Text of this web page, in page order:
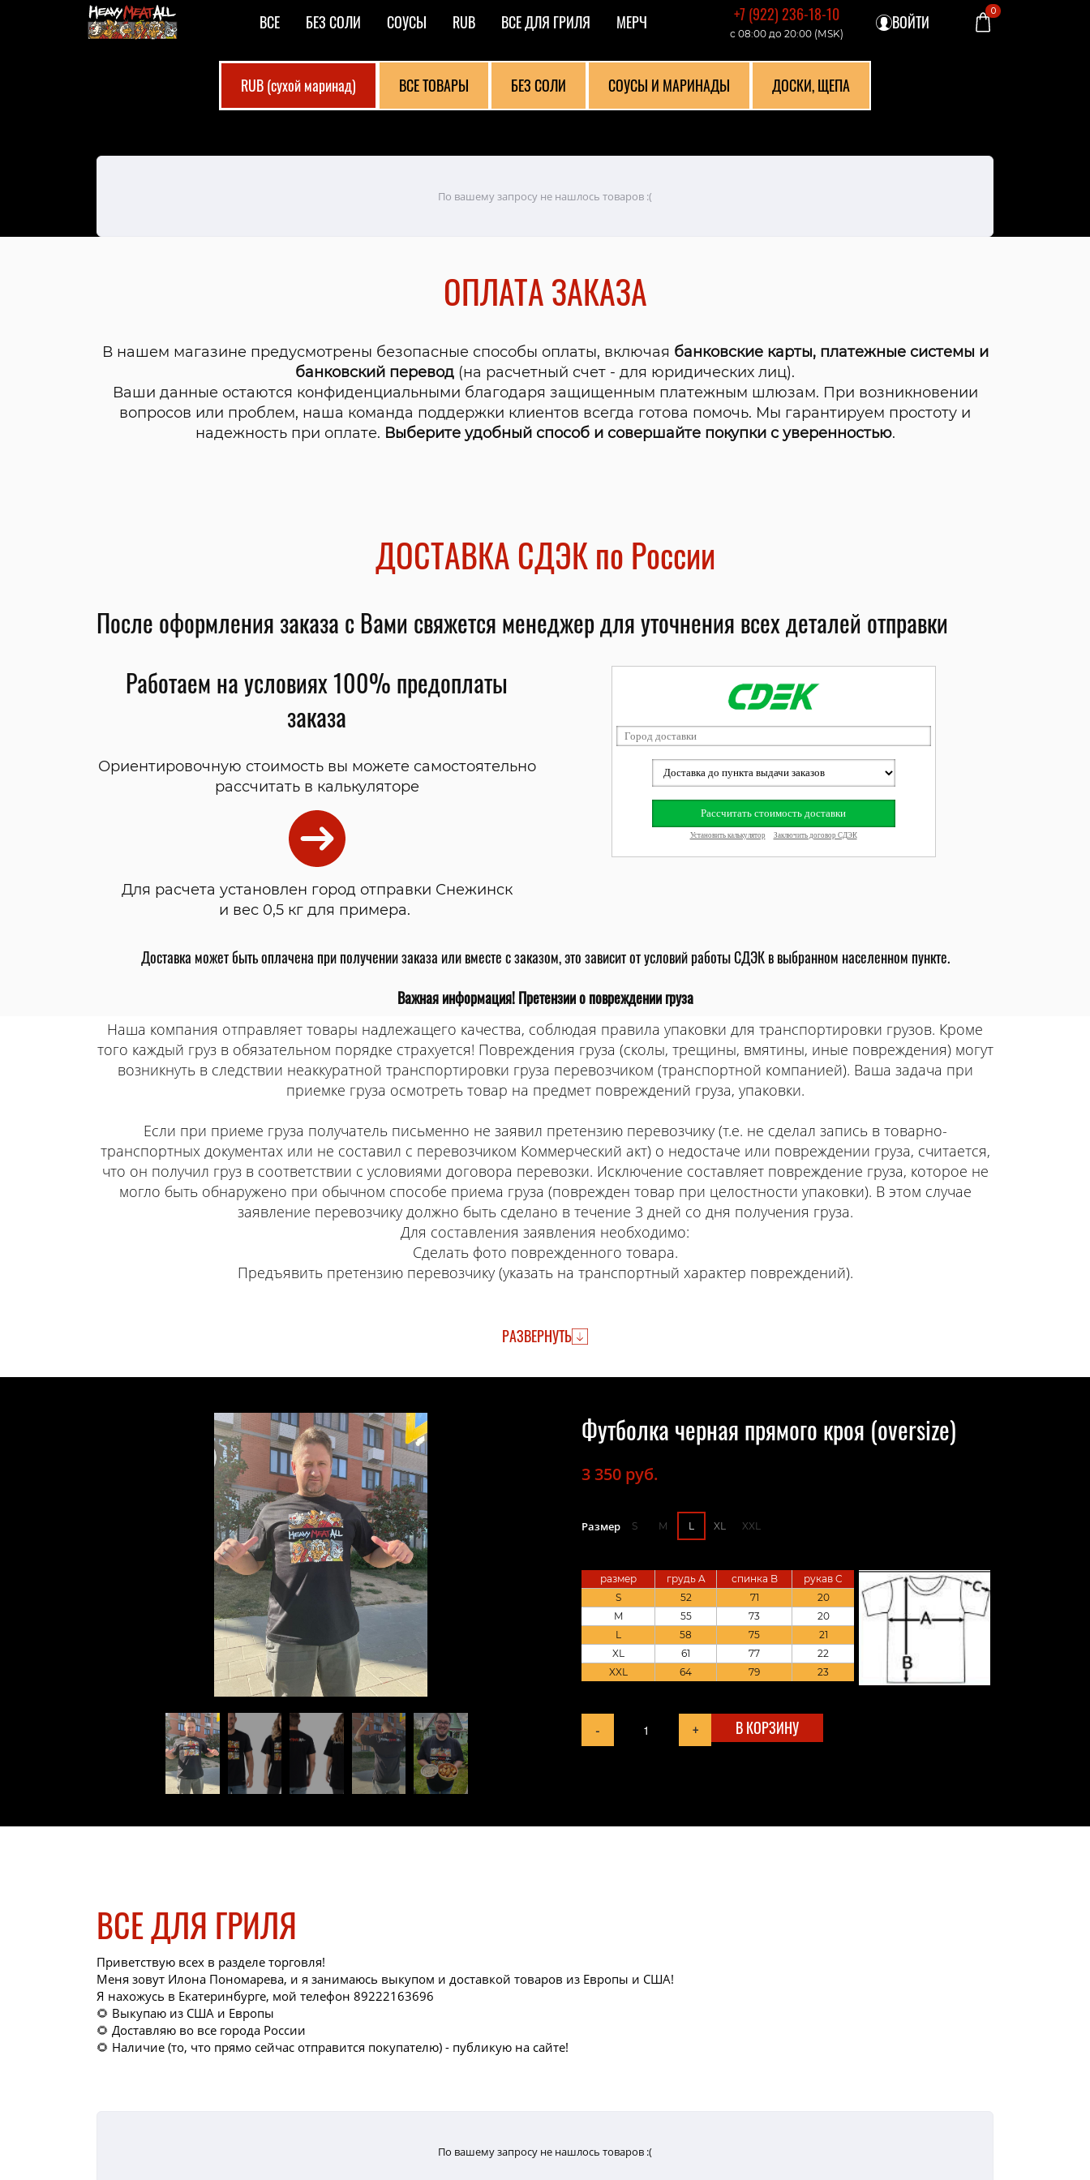
ВСЕ БЕЗ СОЛИ СОУСЫ RUB ВСЕ ДЛЯ ГРИЛЯ МЕРЧ +7 (922) 236-18-10
с 08:00 до 20:00 (МSK)
ВОЙТИ
0
RUB (сухой маринад) ВСЕ ТОВАРЫ БЕЗ СОЛИ СОУСЫ И МАРИНАДЫ ДОСКИ, ЩЕПА
По вашему запросу не нашлось товаров :(
ОПЛАТА ЗАКАЗА
В нашем магазине предусмотрены безопасные способы оплаты, включая банковские карты, платежные системы и
банковский перевод (на расчетный счет - для юридических лиц).
Ваши данные остаются конфиденциальными благодаря защищенным платежным шлюзам. При возникновении
вопросов или проблем, наша команда поддержки клиентов всегда готова помочь. Мы гарантируем простоту и
надежность при оплате. Выберите удобный способ и совершайте покупки с уверенностью.
ДОСТАВКА СДЭК по России
После оформления заказа с Вами свяжется менеджер для уточнения всех деталей отправки
Работаем на условиях 100% предоплаты
заказа
Ориентировочную стоимость вы можете самостоятельно
рассчитать в калькуляторе
Для расчета установлен город отправки Снежинск
и вес 0,5 кг для примера.
Доставка может быть оплачена при получении заказа или вместе с заказом, это зависит от условий работы СДЭК в выбранном населенном пункте.
Важная информация! Претензии о повреждении груза
Наша компания отправляет товары надлежащего качества, соблюдая правила упаковки для транспортировки грузов. Кроме
того каждый груз в обязательном порядке страхуется! Повреждения груза (сколы, трещины, вмятины, иные повреждения) могут
возникнуть в следствии неаккуратной транспортировки груза перевозчиком (транспортной компанией). Ваша задача при
приемке груза осмотреть товар на предмет повреждений груза, упаковки.
Если при приеме груза получатель письменно не заявил претензию перевозчику (т.е. не сделал запись в товарно-
транспортных документах или не составил с перевозчиком Коммерческий акт) о недостаче или повреждении груза, считается,
что он получил груз в соответствии с условиями договора перевозки. Исключение составляет повреждение груза, которое не
могло быть обнаружено при обычном способе приема груза (поврежден товар при целостности упаковки). В этом случае
заявление перевозчику должно быть сделано в течение 3 дней со дня получения груза.
Для составления заявления необходимо:
Сделать фото поврежденного товара.
Предъявить претензию перевозчику (указать на транспортный характер повреждений).
РАЗВЕРНУТЬ
Футболка черная прямого кроя (oversize)
3 350 руб.
Размер S M L XL XXL
размер грудь A спинка B
рукав C
S
52 71
20
M
55 73
20
L
58 75
21
XL
61 77
22
XXL
64 79 23
В КОРЗИНУ
- +
ВСЕ ДЛЯ ГРИЛЯ
Приветствую всех в разделе торговля!
Меня зовут Илона Пономарева, и я занимаюсь выкупом и доставкой товаров из Европы и США!
Я нахожусь в Екатеринбурге, мой телефон 89222163696
🌻 Выкупаю из США и Европы
🌻 Доставляю во все города России
🌻 Наличие (то, что прямо сейчас отправится покупателю) - публикую на сайте!
По вашему запросу не нашлось товаров :(